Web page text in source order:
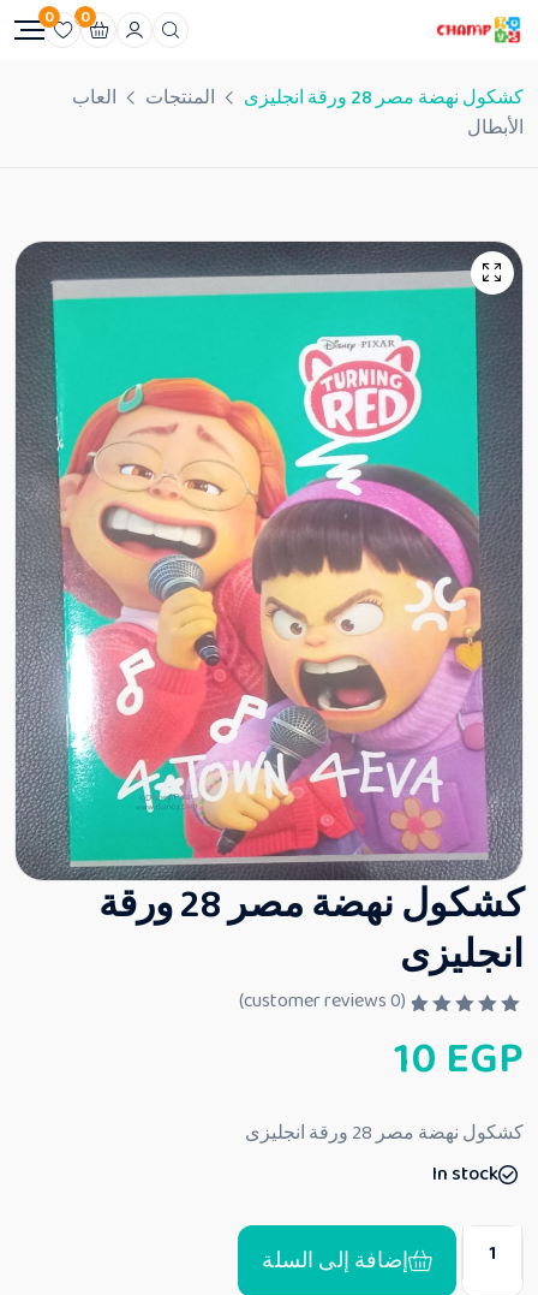
0
0
كشكول نهضة مصر 28 ورقة انجليزى المنتجات
العاب
الأبطال
كشكول نهضة مصر 28 ورقة
انجليزى
م
ا
ي
م
ن
(
0
10 EGP
كشكول نهضة مصر 28 ورقة انجليزى
In stock
إضافة إلى السلة